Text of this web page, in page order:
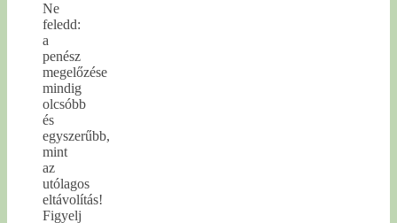
Ne
feledd:
a
penész
megelőzése
mindig
olcsóbb
és
egyszerűbb,
mint
az
utólagos
eltávolítás!
Figyelj